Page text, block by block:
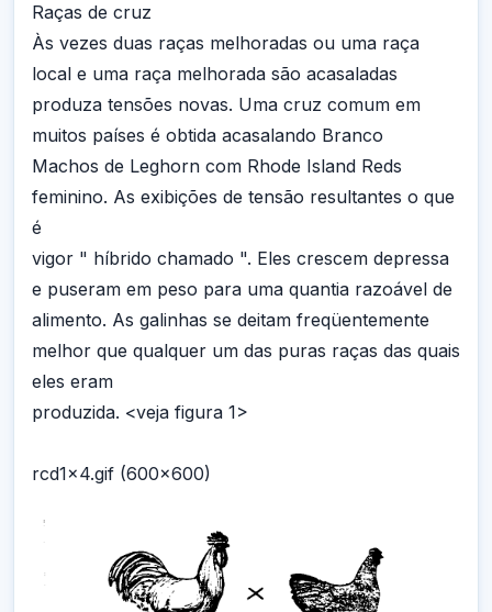
Raças de cruz
Às vezes duas raças melhoradas ou uma raça
local e uma raça melhorada são acasaladas
produza tensões novas. Uma cruz comum em
muitos países é obtida acasalando Branco
Machos de Leghorn com Rhode Island Reds
feminino. As exibições de tensão resultantes o que
é
vigor " híbrido chamado ". Eles crescem depressa
e puseram em peso para uma quantia razoável de
alimento. As galinhas se deitam freqüentemente
melhor que qualquer um das puras raças das quais
eles eram
produzida. <veja figura 1>
rcd1x4.gif (600x600)